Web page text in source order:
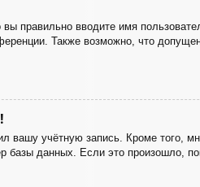
правильно вводите имя
Также возможно, что
вашу учётную запись. Кроме того,
данных. Если это произошло,